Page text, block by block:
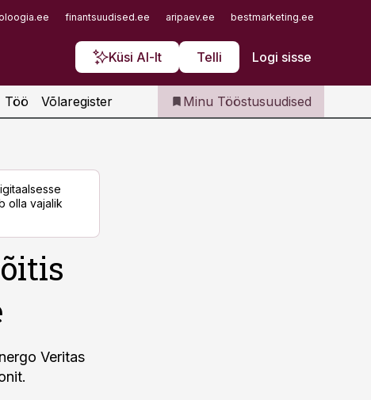
finantsuudised.ee aripaev.ee bestmarketing.ee
Küsi AI-lt Telli Logi sisse
Iseteenindus
Telli Tööstusuudised
Töö Võlaregister Minu Tööstusuudised
olla vajalik
Veritas